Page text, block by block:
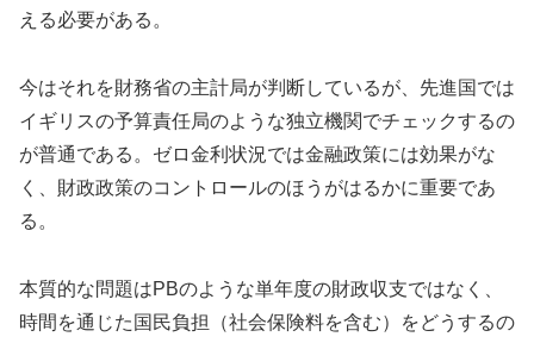
える必要がある。
今はそれを財務省の主計局が判断しているが、先進国では
イギリスの予算責任局のような独立機関でチェックするの
が普通である。ゼロ金利状況では金融政策には効果がな
く、財政政策のコントロールのほうがはるかに重要であ
る。
本質的な問題はPBのような単年度の財政収支ではなく、
時間を通じた国民負担（社会保険料を含む）をどうするの